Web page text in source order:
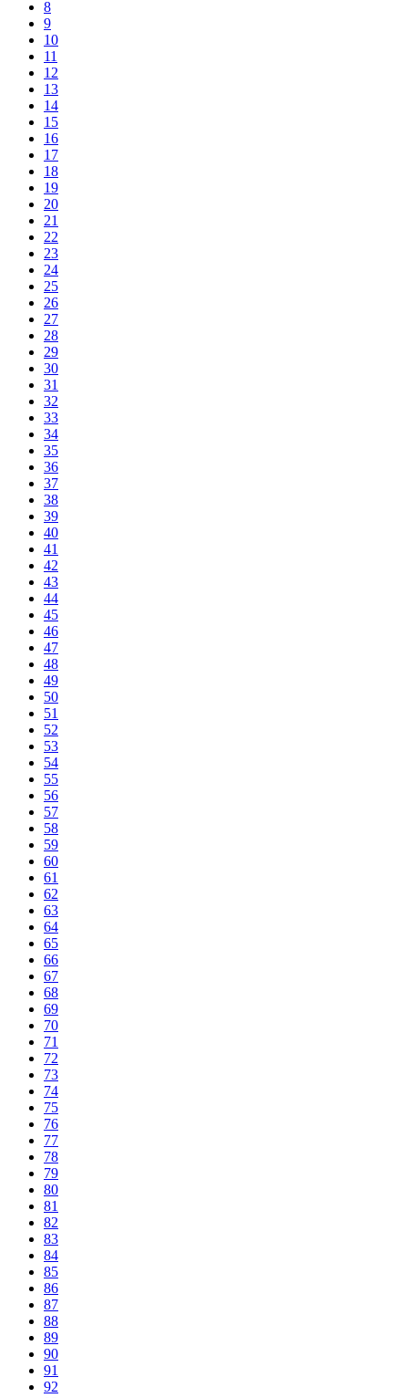
8
9
10
11
12
13
14
15
16
17
18
19
20
21
22
23
24
25
26
27
28
29
30
31
32
33
34
35
36
37
38
39
40
41
42
43
44
45
46
47
48
49
50
51
52
53
54
55
56
57
58
59
60
61
62
63
64
65
66
67
68
69
70
71
72
73
74
75
76
77
78
79
80
81
82
83
84
85
86
87
88
89
90
91
92